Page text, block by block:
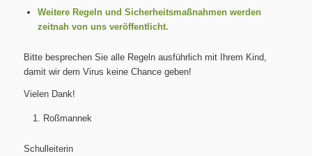
Weitere Regeln und Sicherheitsmaßnahmen werden
zeitnah von uns veröffentlicht.
Bitte besprechen Sie alle Regeln ausführlich mit Ihrem Kind,
damit wir dem Virus keine Chance geben!
Vielen Dank!
Roßmannek
Schulleiterin